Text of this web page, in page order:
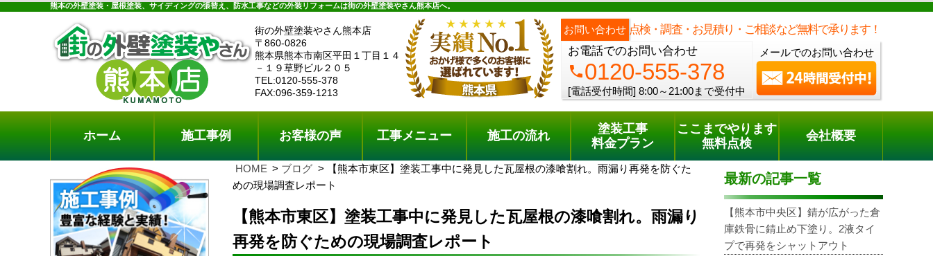
熊本の外壁塗装・屋根塗装、サイディングの張替え、防水工事などの外装リフォームは街の外壁塗装やさん熊本店へ。
街の外壁塗装やさん熊本店
〒860-0826
熊本県熊本市南区平田１丁目１４
－１９草野ビル２０５
TEL:0120-555-378
FAX:096-359-1213
お問い合わせ 点検・調査・お見積り・ご相談など無料で承ります！
お電話でのお問い合わせ
phone0120-555-378
[電話受付時間] 8:00～21:00まで受付中
メールでのお問い合わせ
料金プラン 無料点検
電話でのご相談 [8:00～21:00まで受付中]
phone0120-555-378
ホーム 施工事例 お客様の声 工事メニュー 施工の流れ
塗装工事
料金プラン
ここまでやります
無料点検
会社概要
HOME ブログ
【熊本市東区】塗装工事中に発見した瓦屋根の漆喰割れ。雨漏り再発を防ぐた
めの現場調査レポート
【熊本市東区】塗装工事中に発見した瓦屋根の漆喰割れ。雨漏り
再発を防ぐための現場調査レポート
最新の記事一覧
【熊本市中央区】錆が広がった倉
庫鉄骨に錆止め下塗り。2液タイ
プで再発をシャットアウト